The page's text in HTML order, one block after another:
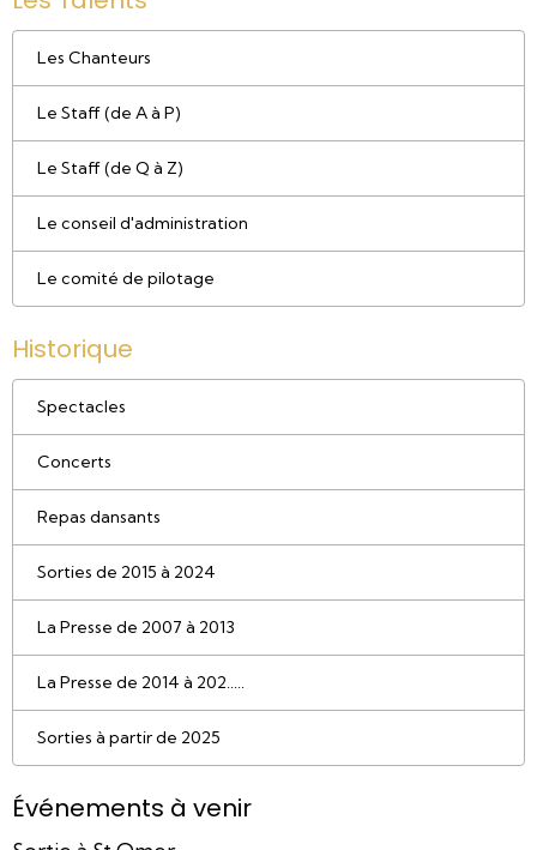
Les Chanteurs
Le Staff (de A à P)
Le Staff (de Q à Z)
Le conseil d'administration
Le comité de pilotage
Historique
Spectacles
Concerts
Repas dansants
Sorties de 2015 à 2024
La Presse de 2007 à 2013
La Presse de 2014 à 202.....
Sorties à partir de 2025
Événements à venir